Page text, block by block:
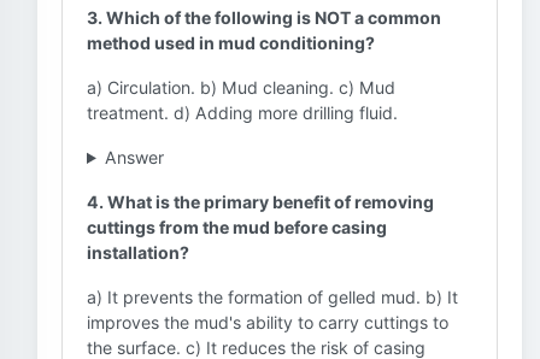
3. Which of the following is NOT a common
method used in mud conditioning?
a) Circulation. b) Mud cleaning. c) Mud
treatment. d) Adding more drilling fluid.
Answer
4. What is the primary benefit of removing
cuttings from the mud before casing
installation?
a) It prevents the formation of gelled mud. b) It
improves the mud's ability to carry cuttings to
the surface. c) It reduces the risk of casing